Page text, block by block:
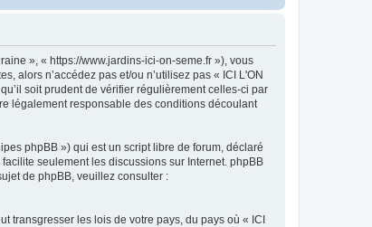
», « https://www.jardins-ici-on-seme.fr »), vous
alors n’accédez pas et/ou n’utilisez pas « ICI L'ON
soit prudent de vérifier régulièrement celles-ci par
légalement responsable des conditions découlant
phpBB ») qui est un script libre de forum, déclaré
seulement les discussions sur Internet. phpBB
de phpBB, veuillez consulter :
transgresser les lois de votre pays, du pays où « ICI